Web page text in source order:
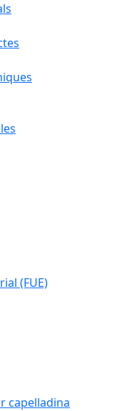
(FUE)
capelladina